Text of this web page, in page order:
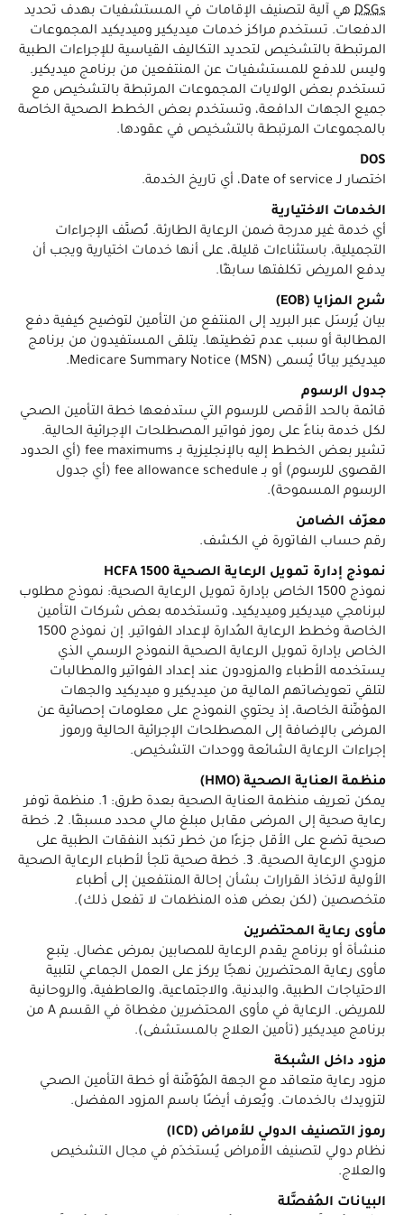
DSGs هي آلية لتصنيف الإقامات في المستشفيات بهدف تحديد
الدفعات. تستخدم مراكز خدمات ميديكير وميديكيد المجموعات
المرتبطة بالتشخيص لتحديد التكاليف القياسية للإجراءات الطبية
وليس للدفع للمستشفيات عن المنتفعين من برنامج ميديكير.
تستخدم بعض الولايات المجموعات المرتبطة بالتشخيص مع
جميع الجهات الدافعة، وتستخدم بعض الخطط الصحية الخاصة
بالمجموعات المرتبطة بالتشخيص في عقودها.
DOS
اختصار لـ Date of service، أي تاريخ الخدمة.
الخدمات الاختيارية
أي خدمة غير مدرجة ضمن الرعاية الطارئة. تُصنَّف الإجراءات
التجميلية، باستثناءات قليلة، على أنها خدمات اختيارية ويجب أن
يدفع المريض تكلفتها سابقًا.
شرح المزايا (EOB)
بيان يُرسَل عبر البريد إلى المنتفع من التأمين لتوضيح كيفية دفع
المطالبة أو سبب عدم تغطيتها. يتلقى المستفيدون من برنامج
ميديكير بيانًا يُسمى Medicare Summary Notice (MSN).
جدول الرسوم
قائمة بالحد الأقصى للرسوم التي ستدفعها خطة التأمين الصحي
لكل خدمة بناءً على رموز فواتير المصطلحات الإجرائية الحالية.
تشير بعض الخطط إليه بالإنجليزية بـ fee maximums (أي الحدود
القصوى للرسوم) أو بـ fee allowance schedule (أي جدول
الرسوم المسموحة).
معرّف الضامن
رقم حساب الفاتورة في الكشف.
نموذج إدارة تمويل الرعاية الصحية ‎ HCFA 1500
نموذج 1500 الخاص بإدارة تمويل الرعاية الصحية: نموذج مطلوب
لبرنامجي ميديكير وميديكيد، وتستخدمه بعض شركات التأمين
الخاصة وخطط الرعاية المُدارة لإعداد الفواتير. إن نموذج 1500
الخاص بإدارة تمويل الرعاية الصحية النموذج الرسمي الذي
يستخدمه الأطباء والمزودون عند إعداد الفواتير والمطالبات
لتلقي تعويضاتهم المالية من ميديكير و ميديكيد والجهات
المؤمِّنة الخاصة، إذ يحتوي النموذج على معلومات إحصائية عن
المرضى بالإضافة إلى المصطلحات الإجرائية الحالية ورموز
إجراءات الرعاية الشائعة ووحدات التشخيص.
منظمة العناية الصحية (HMO)
يمكن تعريف منظمة العناية الصحية بعدة طرق: 1. منظمة توفر
رعاية صحية إلى المرضى مقابل مبلغ مالي محدد مسبقًا. 2. خطة
صحية تضع على الأقل جزءًا من خطر تكبد النفقات الطبية على
مزودي الرعاية الصحية. 3. خطة صحية تلجأ لأطباء الرعاية الصحية
الأولية لاتخاذ القرارات بشأن إحالة المنتفعين إلى أطباء
متخصصين (لكن بعض هذه المنظمات لا تفعل ذلك).
مأوى رعاية المحتضرين
منشأة أو برنامج يقدم الرعاية للمصابين بمرض عضال. يتبع
مأوى رعاية المحتضرين نهجًا يركز على العمل الجماعي لتلبية
الاحتياجات الطبية، والبدنية، والاجتماعية، والعاطفية، والروحانية
للمريض. الرعاية في مأوى المحتضرين مغطاة في القسم A من
برنامج ميديكير (تأمين العلاج بالمستشفى).
مزود داخل الشبكة
مزود رعاية متعاقد مع الجهة المُؤَمِّنة أو خطة التأمين الصحي
لتزويدك بالخدمات. ويُعرف أيضًا باسم المزود المفضل.
رموز التصنيف الدولي للأمراض (ICD)
نظام دولي لتصنيف الأمراض يُستخدَم في مجال التشخيص
والعلاج.
البيانات المُفصَّلة